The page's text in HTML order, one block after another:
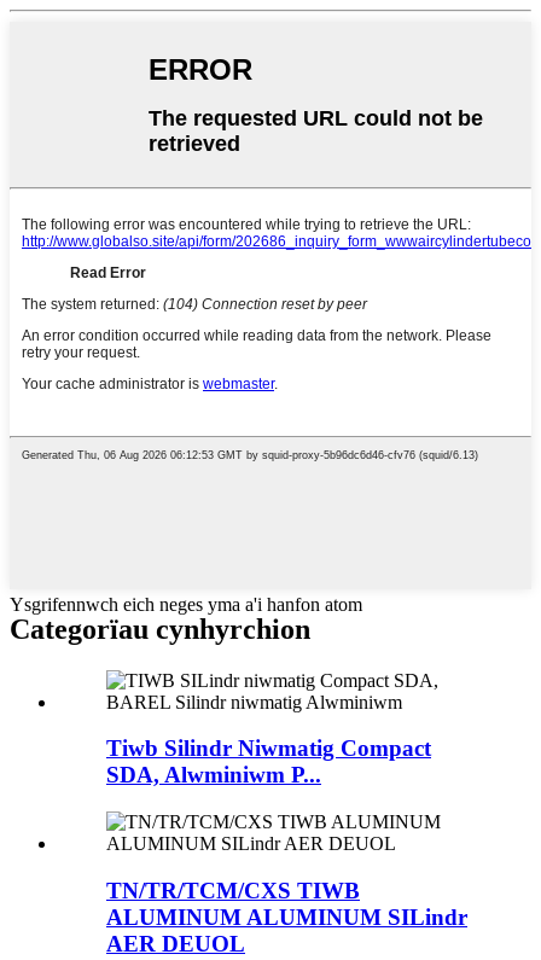
Ysgrifennwch eich neges yma a'i hanfon atom
Categorïau cynhyrchion
Tiwb Silindr Niwmatig Compact
SDA, Alwminiwm P...
TN/TR/TCM/CXS TIWB
ALUMINUM ALUMINUM SILindr
AER DEUOL